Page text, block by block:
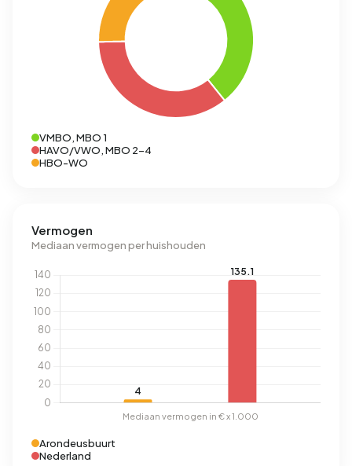
VMBO, MBO 1
HAVO/VWO, MBO 2-4
HBO-WO
Vermogen
Mediaan vermogen per huishouden
Arondeusbuurt
Nederland